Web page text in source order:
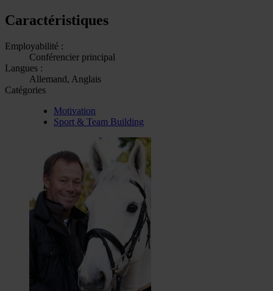
Caractéristiques
Employabilité :
Conférencier principal
Langues :
Allemand, Anglais
Catégories
Motivation
Sport & Team Building